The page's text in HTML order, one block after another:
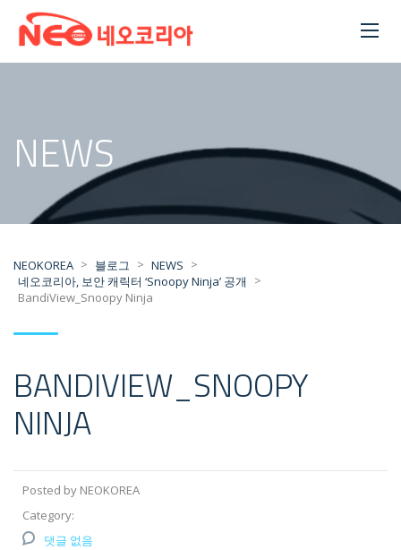
NEWS
NEOKOREA > 블로그 > NEWS >
네오코리아, 보안 캐릭터 ‘Snoopy Ninja’ 공개
>
BandiView_Snoopy Ninja
BANDIVIEW_SNOOPY
NINJA
Posted by NEOKOREA
Category:
댓글 없음